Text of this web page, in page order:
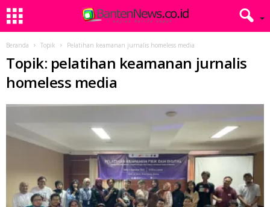
Beranda Topik Pelatihan keamanan jurnalis homeless media
Topik: pelatihan keamanan jurnalis
homeless media